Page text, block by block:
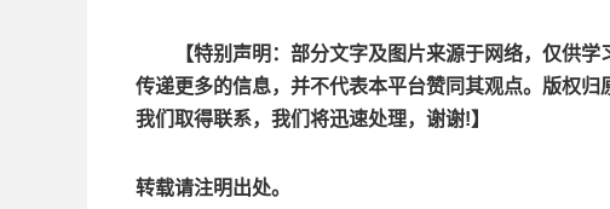
【特别声明：部分文字及图片来源于网络，仅供
传递更多的信息，并不代表本平台赞同其观点。版权
我们取得联系，我们将迅速处理，谢谢!】
转载请注明出处。